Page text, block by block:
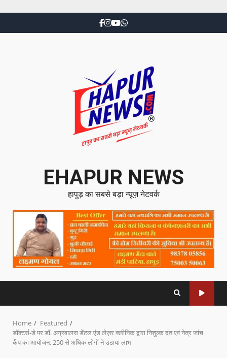
EHAPUR NEWS
हापुड़ का सबसे बड़ा न्यूज़ नेटवर्क
Home
Featured
डॉक्टर्स-डे पर डॉ. अग्रवालस डेंटल एंड लेज़र क्लीनिक द्वारा निशुल्क दंत एवं नेत्र जांच
कैंप का आयोजन, 250 से अधिक लोगों ने उठाया लाभ